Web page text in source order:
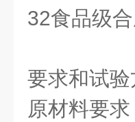
32食品级
要求和试验
原材料要求